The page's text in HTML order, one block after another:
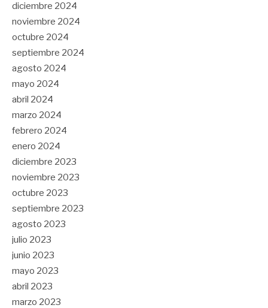
diciembre 2024
noviembre 2024
octubre 2024
septiembre 2024
agosto 2024
mayo 2024
abril 2024
marzo 2024
febrero 2024
enero 2024
diciembre 2023
noviembre 2023
octubre 2023
septiembre 2023
agosto 2023
julio 2023
junio 2023
mayo 2023
abril 2023
marzo 2023